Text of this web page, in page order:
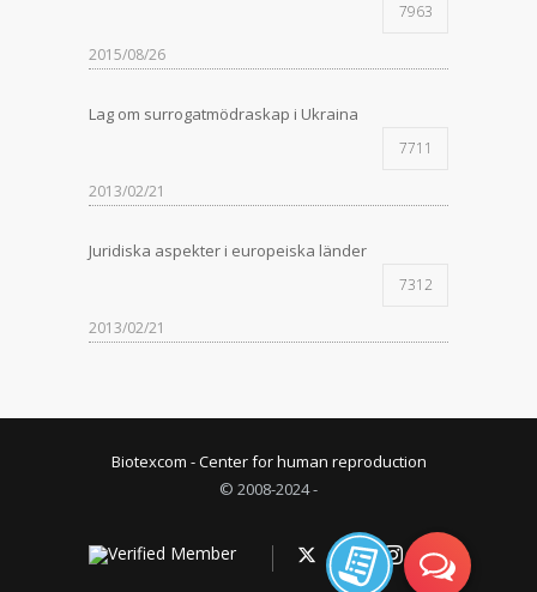
7963
2015/08/26
Lag om surrogatmödraskap i Ukraina
7711
2013/02/21
Juridiska aspekter i europeiska länder
7312
2013/02/21
© 2008-2024 -
Biotexcom - Center for human reproduction